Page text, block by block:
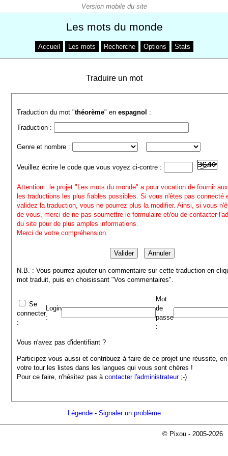
Les mots du monde
Accueil Les mots Recherche Options Stats
Traduire un mot
Traduction du mot "théorème" enespagnol :
Traduction :
Genre et nombre :
Veuillez écrire le code que vous voyez ci-contre :
Attention : le projet "Les mots du monde" a pour vocation de fournir
les traductions les plus fiables possibles. Si vous n'êtes pas connecté
validez la traduction, vous ne pourrez plus la modifier. Ainsi, si vous
de vous, merci de ne pas soumettre le formulaire et/ou de contacter
du site pour de plus amples informations.
Merci de votre compréhension.
N.B. : Vous pourrez ajouter un commentaire sur cette traduction en
mot traduit, puis en choisissant "Vos commentaires".
Se
connecter
:
Login
:
Mot
de
passe
:
Vous n'avez pas d'identifiant ?
Participez vous aussi et contribuez à faire de ce projet une réussite,
votre tour les listes dans les langues qui vous sont chères !
Pour ce faire, n'hésitez pas àcontacter l'administrateur;-)
Légende- Signaler un problème
© Pixou - 2005-2026